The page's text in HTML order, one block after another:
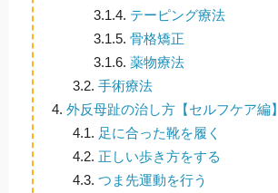
3.1.4. テーピング療法
3.1.5. 骨格矯正
3.1.6. 薬物療法
3.2. 手術療法
4. 外反母趾の治し方【セルフケア編】
4.1. 足に合った靴を履く
4.2. 正しい歩き方をする
4.3. つま先運動を行う